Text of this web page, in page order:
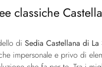
classiche
di Sedia Castellana di
impersonale e privo di